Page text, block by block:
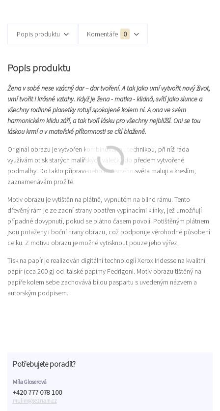
Popis produktu Komentáře 0
Popis produktu
Žena v sobě nese vzácný dar – dar tvoření. A tak jako umí vytvořit nový život,
umí tvořit i krásné vztahy. Když je žena - matka - klidná, svítí jako slunce a
všechny rodinné planetky rotují spokojeně kolem ní. A ona ve svém
harmonickém klidu září, a tak tvoří lásku pro všechny nejbližší. Oni se tou
láskou krmí a v mateřské přítomnosti se cítí blaženě.
Originál obrazu je vytvořen kombinovanou technikou, při níž ráda
využívám otisk starých malířských válečků do předem vytvořené
podmalby. Do takto připraveného barevného světa maluji a kreslím,
zaznamenávám prožité.
Motiv obrazu je vytištěn na plátně, vypnutém na blind rámu. Tento
dřevěný rám je ze zadní strany opatřen vypínacími klínky, jež umožňují
případné dovypnutí, pokud se plátno časem povolí. Potištěným plátnem
jsou potaženy i boční hrany obrazu, což podporuje věrohodné působení
celku. Z motivu obrazu je možné vytisknout pouze jeho výřez.
Tisk na papír je realizován digitální technologií Xerox Iridesse na kvalitní
papír (cca 200 g) od italské papírny Fedrigoni. Motiv obrazu tištěný na
papíře kolem sebe zachovává bílou paspartu s uvedeným názvem a
autorským podpisem.
Potřebujete poradit?
Míla Gloserová
+420 777 078 100
mulim@seznam.cz